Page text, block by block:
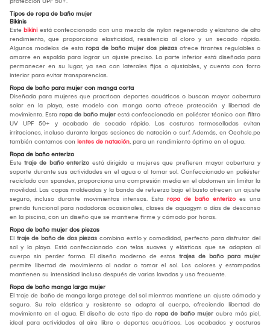
Tipos de ropa de baño mujer
Bikinis
Este bikiniestá confeccionado con una mezcla de nylon regenerado y elastano de alto
rendimiento, que proporciona elasticidad, resistencia al cloro y un secado rápido.
Algunos modelos de esta ropa de baño mujer dos piezas ofrece tirantes regulables o
amarre en espalda para lograr un ajuste preciso. La parte inferior está diseñada para
permanecer en su lugar, ya sea con laterales fijos o ajustables, y cuenta con forro
interior para evitar transparencias.
Ropa de baño para mujer con manga corta
Diseñada para mujeres que practican deportes acuáticos o buscan mayor cobertura
solar en la playa, este modelo con manga corta ofrece protección y libertad de
movimiento. Esta ropa de baño mujer está confeccionada en poliéster técnico con filtro
UV UPF 50+ y acabado de secado rápido. Las costuras termoselladas evitan
irritaciones, incluso durante largas sesiones de natación o surf. Además, en Oechsle.pe
también contamos con lentes de natación, para un rendimiento óptimo en el agua.
Ropa de baño enterizo
Este traje de baño enterizo está dirigido a mujeres que prefieren mayor cobertura y
soporte durante sus actividades en el agua o al tomar sol. Confeccionado en poliéster
reciclado con spandex, proporciona una compresión media en el abdomen sin limitar la
movilidad. Las copas moldeadas y la banda de refuerzo bajo el busto ofrecen un ajuste
seguro, incluso durante movimientos intensos. Esta ropa de baño enterizo es una
prenda funcional para nadadoras ocasionales, clases de aquagym o días de descanso
en la piscina, con un diseño que se mantiene firme y cómodo por horas.
Ropa de baño mujer dos piezas
El traje de baño de dos piezas combina estilo y comodidad, perfecto para disfrutar del
sol y la playa. Está confeccionado con telas suaves y elásticas que se adaptan al
cuerpo sin perder forma. El diseño moderno de estos trajes de baño para mujer
permite libertad de movimiento al nadar o tomar el sol. Los colores y estampados
mantienen su intensidad incluso después de varias lavadas y uso frecuente.
Ropa de baño manga larga mujer
El traje de baño de manga larga protege del sol mientras mantiene un ajuste cómodo y
seguro. Su tela elástica y resistente se adapta al cuerpo, ofreciendo libertad de
movimiento en el agua. El diseño de este tipo de ropa de baño mujer cubre más piel,
ideal para actividades al aire libre o deportes acuáticos. Los acabados y costuras